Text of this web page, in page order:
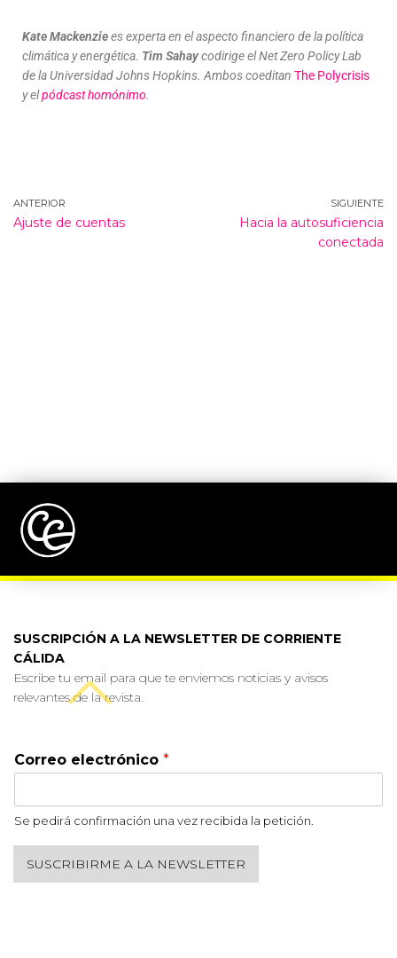
Kate Mackenziees experta en el aspecto financiero de la política
climática y energética. Tim Sahaycodirige el Net Zero Policy Lab
de la Universidad Johns Hopkins. Ambos coeditan The Polycrisis
y elpódcast homónimo.
ANTERIOR
Ajuste de cuentas
SIGUIENTE
Hacia la autosuficiencia
conectada
SUSCRIPCIÓN A LA NEWSLETTER DE CORRIENTE
CÁLIDA
Escribe tu email para que te enviemos noticias y avisos
relevantes de la revista.
Correo electrónico *
Se pedirá confirmación una vez recibida la petición.
SUSCRIBIRME A LA NEWSLETTER